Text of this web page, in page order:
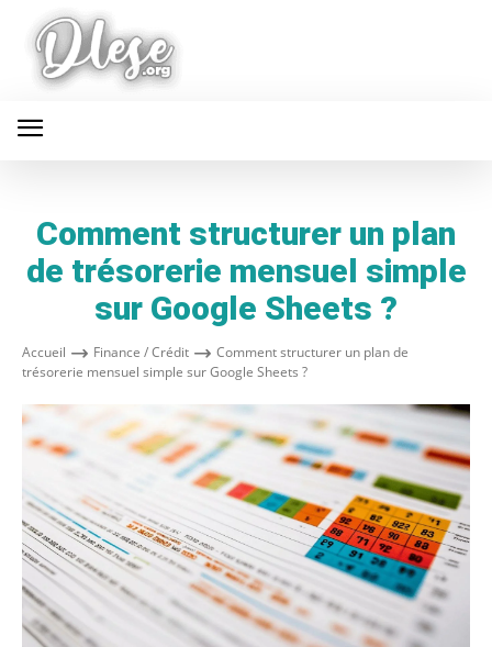
Comment structurer un plan
de trésorerie mensuel simple
sur Google Sheets ?
Accueil Finance / Crédit
Comment structurer un plan de
trésorerie mensuel simple sur Google Sheets ?